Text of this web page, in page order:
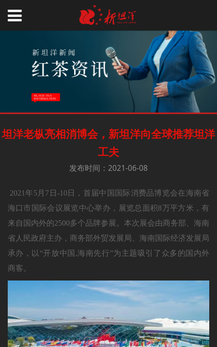
坦洋老枞亮相消博会，新坦洋向全球推荐坦洋
工夫
发布时间：2021-06-08
2021年5月7日-10日，首届中国国际消费品博览会在海南省
海口市国际会议展览中心举办，展览总面积8万平方米，有
来自国内外的2500多个品牌参展。本次展会由商务部、海南
省人民政府主办，商务部外贸发展局、海南国际经济发展局
承办，以“开放中国,海南先行”为主题吸引了众多的国内外
商客。